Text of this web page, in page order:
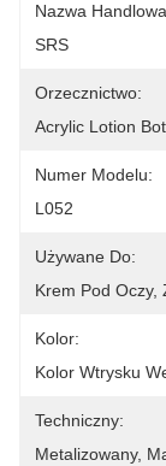
Nazwa
SRS
Orzecznictwo:
Acrylic Lotion
Numer Modelu:
L052
Używane Do:
Krem Pod Oczy,
Kolor:
Kolor Wtrysku
Techniczny:
Metalizowany,